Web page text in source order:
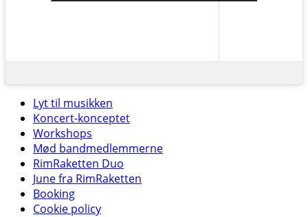
Lyt til musikken
Koncert-konceptet
Workshops
Mød bandmedlemmerne
RimRaketten Duo
June fra RimRaketten
Booking
Cookie policy